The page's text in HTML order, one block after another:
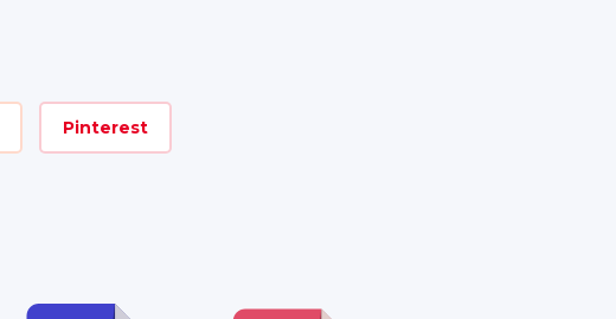
Pinterest